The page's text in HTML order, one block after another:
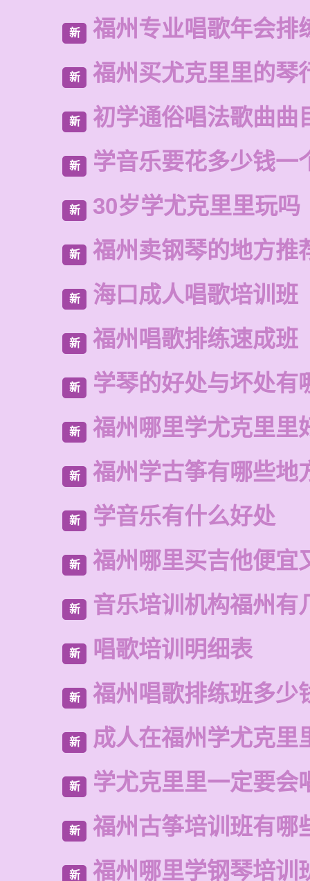
新 福州专业唱歌年会排
新 福州买尤克里里的琴
新 初学通俗唱法歌曲曲
新 学音乐要花多少钱一
新 30岁学尤克里里玩吗
新 福州卖钢琴的地方推
新 海口成人唱歌培训班
新 福州唱歌排练速成班
新 学琴的好处与坏处有
新 福州哪里学尤克里里
新 福州学古筝有哪些地
新 学音乐有什么好处
新 福州哪里买吉他便宜
新 音乐培训机构福州有
新 唱歌培训明细表
新 福州唱歌排练班多少
新 成人在福州学尤克里
新 学尤克里里一定要会
新 福州古筝培训班有哪
新 福州哪里学钢琴培训